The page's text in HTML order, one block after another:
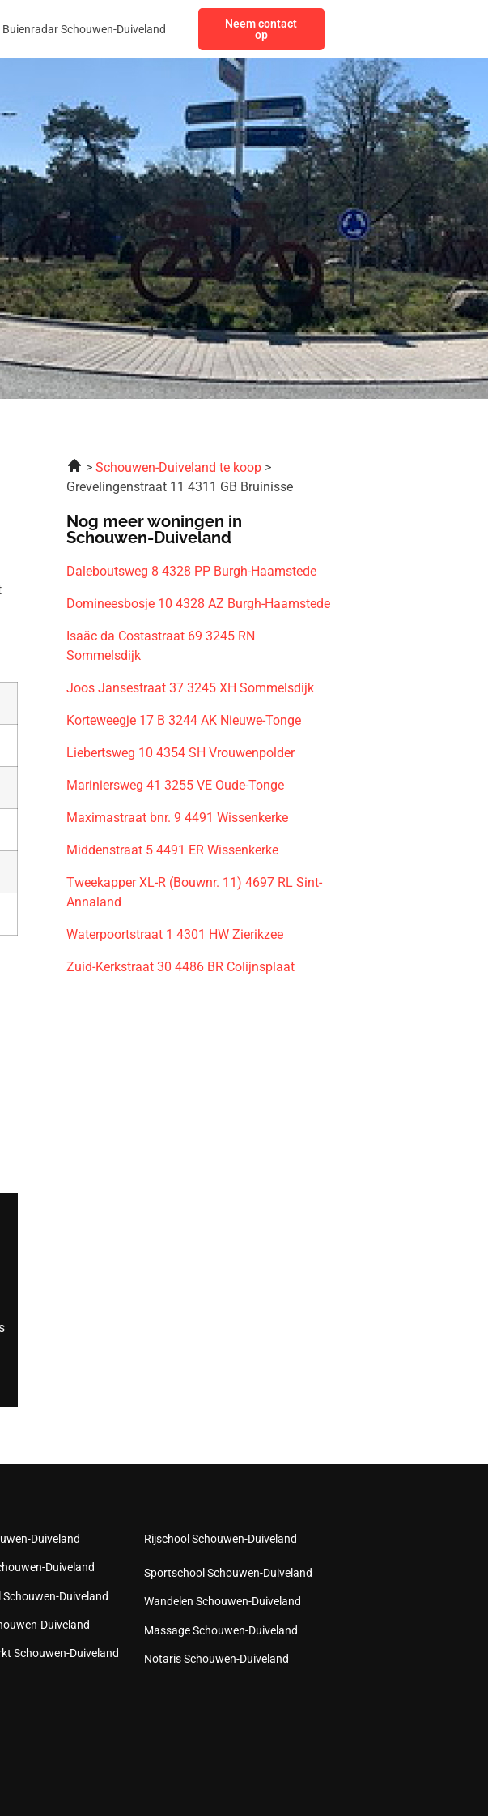
Buienradar Schouwen-Duiveland
Neem contact
op
Schouwen-Duiveland te koop
Grevelingenstraat 11 4311 GB Bruinisse
Nog meer woningen in
Schouwen-Duiveland
Daleboutsweg 8 4328 PP Burgh-Haamstede
Domineesbosje 10 4328 AZ Burgh-Haamstede
Isaäc da Costastraat 69 3245 RN
Sommelsdijk
Joos Jansestraat 37 3245 XH Sommelsdijk
Korteweegje 17 B 3244 AK Nieuwe-Tonge
Liebertsweg 10 4354 SH Vrouwenpolder
Mariniersweg 41 3255 VE Oude-Tonge
Maximastraat bnr. 9 4491 Wissenkerke
Middenstraat 5 4491 ER Wissenkerke
Tweekapper XL-R (Bouwnr. 11) 4697 RL Sint-
Annaland
Waterpoortstraat 1 4301 HW Zierikzee
Zuid-Kerkstraat 30 4486 BR Colijnsplaat
Duiveland
Duiveland
Duiveland
Duiveland
Schouwen-Duiveland
Rijschool Schouwen-Duiveland
Sportschool Schouwen-Duiveland
Wandelen Schouwen-Duiveland
Massage Schouwen-Duiveland
Notaris Schouwen-Duiveland